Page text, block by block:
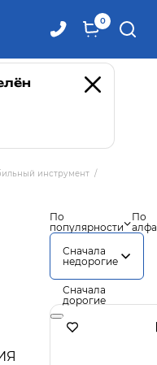
0
инструмент /
По
популярности
По
Сначала
недорогие
Сначала
дорогие